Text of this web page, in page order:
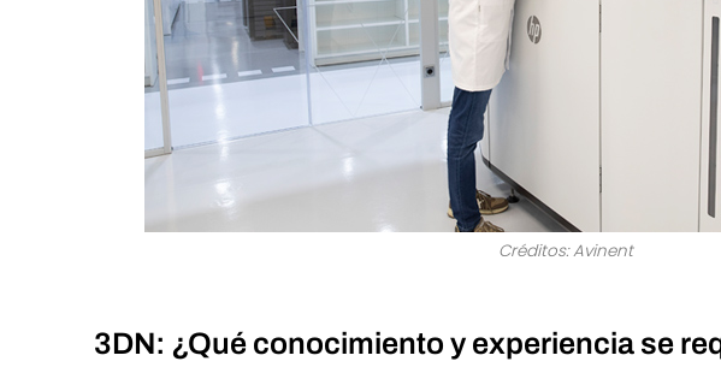
Créditos: Avinent
3DN: ¿Qué conocimiento y experiencia se